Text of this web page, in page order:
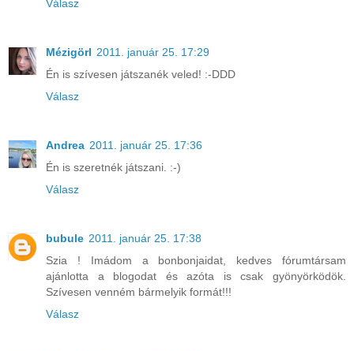
Válasz
Mézigörl 2011. január 25. 17:29
Én is szívesen játszanék veled! :-DDD
Válasz
Andrea 2011. január 25. 17:36
Én is szeretnék játszani. :-)
Válasz
bubule 2011. január 25. 17:38
Szia ! Imádom a bonbonjaidat, kedves fórumtársam
ajánlotta a blogodat és azóta is csak gyönyörködök.
Szívesen venném bármelyik formát!!!
Válasz